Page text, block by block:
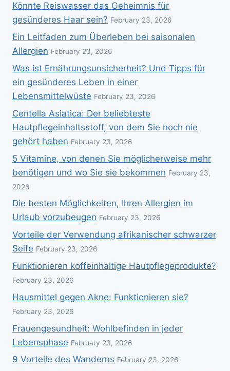
Könnte Reiswasser das Geheimnis für
gesünderes Haar sein? February 23, 2026
Ein Leitfaden zum Überleben bei saisonalen
Allergien February 23, 2026
Was ist Ernährungsunsicherheit? Und Tipps für
ein gesünderes Leben in einer
Lebensmittelwüste February 23, 2026
Centella Asiatica: Der beliebteste
Hautpflegeinhaltsstoff, von dem Sie noch nie
gehört haben February 23, 2026
5 Vitamine, von denen Sie möglicherweise mehr
benötigen und wo Sie sie bekommen February 23,
2026
Die besten Möglichkeiten, Ihren Allergien im
Urlaub vorzubeugen February 23, 2026
Vorteile der Verwendung afrikanischer schwarzer
Seife February 23, 2026
Funktionieren koffeinhaltige Hautpflegeprodukte?
February 23, 2026
Hausmittel gegen Akne: Funktionieren sie?
February 23, 2026
Frauengesundheit: Wohlbefinden in jeder
Lebensphase February 23, 2026
9 Vorteile des Wanderns February 23, 2026